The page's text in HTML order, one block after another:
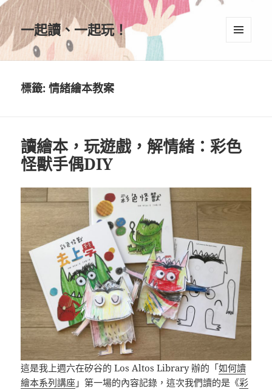
一起讀、一起玩！
標籤:情緒繪本教案
讀繪本，玩遊戲，解情緒：彩色
怪獸手偶DIY
這是我上週六在矽谷的 Los Altos Library 辦的「如何讀
繪本系列講座 」第一場的內容記錄，這次我們讀的是《彩